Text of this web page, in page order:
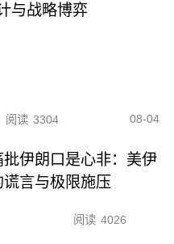
与战略博弈
阅读 3304 08-04
批伊朗口是心非：美伊
言与极限施压
阅读 4026